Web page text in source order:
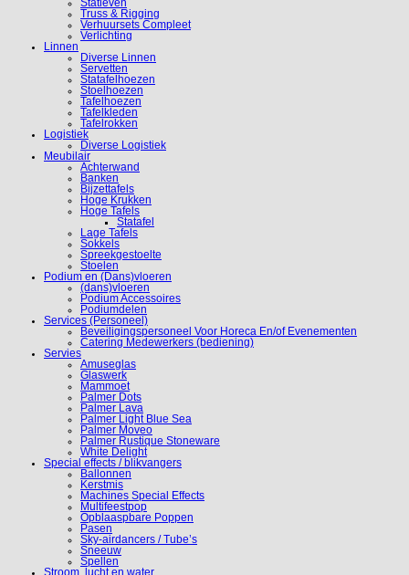
Statieven
Truss & Rigging
Verhuursets Compleet
Verlichting
Linnen
Diverse Linnen
Servetten
Statafelhoezen
Stoelhoezen
Tafelhoezen
Tafelkleden
Tafelrokken
Logistiek
Diverse Logistiek
Meubilair
Achterwand
Banken
Bijzettafels
Hoge Krukken
Hoge Tafels
Statafel
Lage Tafels
Sokkels
Spreekgestoelte
Stoelen
Podium en (Dans)vloeren
(dans)vloeren
Podium Accessoires
Podiumdelen
Services (Personeel)
Beveiligingspersoneel Voor Horeca En/of Evenementen
Catering Medewerkers (bediening)
Servies
Amuseglas
Glaswerk
Mammoet
Palmer Dots
Palmer Lava
Palmer Light Blue Sea
Palmer Moveo
Palmer Rustique Stoneware
White Delight
Special effects / blikvangers
Ballonnen
Kerstmis
Machines Special Effects
Multifeestpop
Opblaaspbare Poppen
Pasen
Sky-airdancers / Tube’s
Sneeuw
Spellen
Stroom, lucht en water